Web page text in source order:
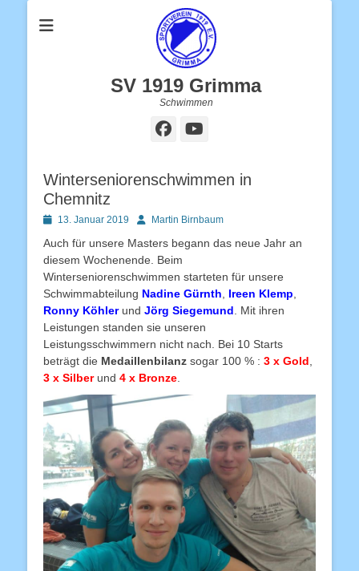
SV 1919 Grimma
Schwimmen
Facebook
Winterseniorenschwimmen in
Chemnitz
Posted13. Januar 2019 AutorMartin Birnbaum
Auch für unsere Masters begann das neue Jahr an
diesem Wochenende. Beim
Winterseniorenschwimmen starteten für unsere
Schwimmabteilung Nadine Gürnth Ireen Klemp
Ronny Köhlerund Jörg Siegemund . Mit ihren
Leistungen standen sie unseren
Leistungsschwimmern nicht nach. Bei 10 Starts
beträgt die Medaillenbilanz sogar 100 % : 3 x Gold
3 x Silberund 4 x Bronze